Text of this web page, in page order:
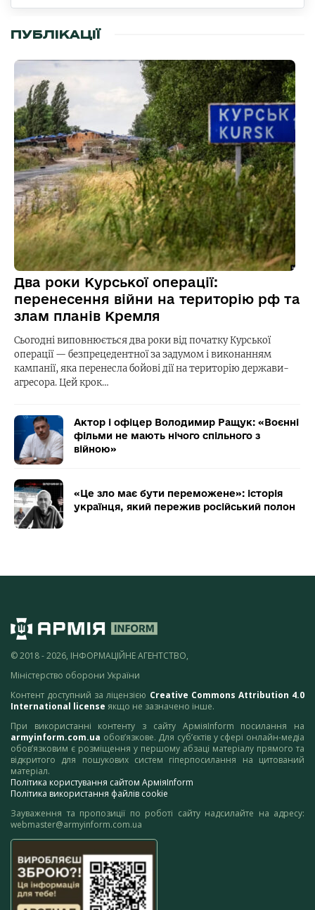
ПУБЛІКАЦІЇ
Два роки Курської операції:
перенесення війни на територію рф та
злам планів Кремля
Сьогодні виповнюється два роки від початку Курської
операції — безпрецедентної за задумом і виконанням
кампанії, яка перенесла бойові дії на територію держави-
агресора. Цей крок…
Актор і офіцер Володимир Ращук: «Воєнні
фільми не мають нічого спільного з
війною»
«Це зло має бути переможене»: історія
українця, який пережив російський полон
© 2018 - 2026, ІНФОРМАЦІЙНЕ АГЕНТСТВО,
Міністерство оборони України
Контент доступний за ліцензією Creative Commons Attribution 4.0
International license якщо не зазначено інше.
При використанні контенту з сайту АрміяInform посилання на
armyinform.com.ua обов’язкове. Для суб’єктів у сфері онлайн-медіа
обов’язковим є розміщення у першому абзаці матеріалу прямого та
відкритого для пошукових систем гіперпосилання на цитований
матеріал.
Політика користування сайтом АрміяInform
Політика використання файлів cookie
Зауваження та пропозиції по роботі сайту надсилайте на адресу:
webmaster@armyinform.com.ua